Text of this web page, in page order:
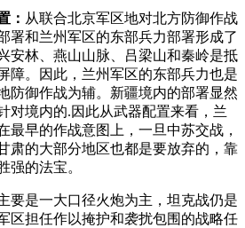
： 从联合北京军区地对北方防御作战
署和兰州军区的东部兵力部署形成了
安林、燕山山脉、吕梁山和秦岭是抵
障。因此，兰州军区的东部兵力也是
防御作战为辅。新疆境内的部署显然
对境内的.因此从武器配置来看，兰
最早的作战意图上，一旦中苏交战，
肃的大部分地区也都是要放弃的，靠
胜强的法宝。
是一大口径火炮为主，坦克战仍是
区担任作以掩护和袭扰包围的战略任